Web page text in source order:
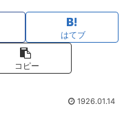
はてブ
コピー
1926.01.14